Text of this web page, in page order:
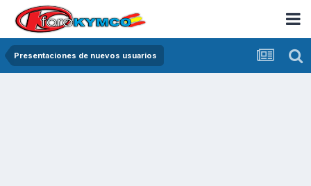
Presentaciones de nuevos usuarios